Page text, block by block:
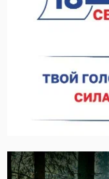
Они закрыли наш гештальт
06.08.2026 15:05